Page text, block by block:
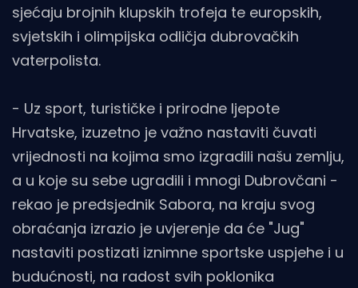
sjećaju brojnih klupskih trofeja te europskih,
svjetskih i olimpijska odličja dubrovačkih
vaterpolista.
- Uz sport, turističke i prirodne ljepote
Hrvatske, izuzetno je važno nastaviti čuvati
vrijednosti na kojima smo izgradili našu zemlju,
a u koje su sebe ugradili i mnogi Dubrovčani -
rekao je predsjednik Sabora, na kraju svog
obraćanja izrazio je uvjerenje da će "Jug"
nastaviti postizati iznimne sportske uspjehe i u
budućnosti, na radost svih poklonika